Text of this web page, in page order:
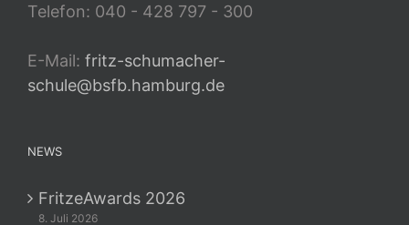
Telefon: 040 - 428 797 - 300
E-Mail: fritz-schumacher-
schule@bsfb.hamburg.de
NEWS
FritzeAwards 2026
8. Juli 2026